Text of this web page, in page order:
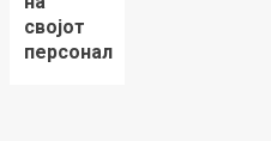
својот
персонал